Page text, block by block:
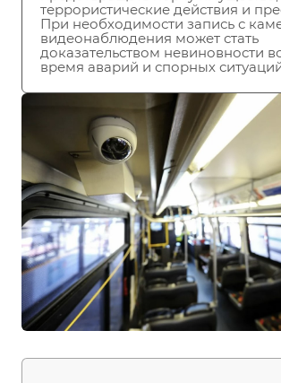
террористические действия и
При необходимости запись с
видеонаблюдения может стать
доказательством невиновности
время аварий и спорных